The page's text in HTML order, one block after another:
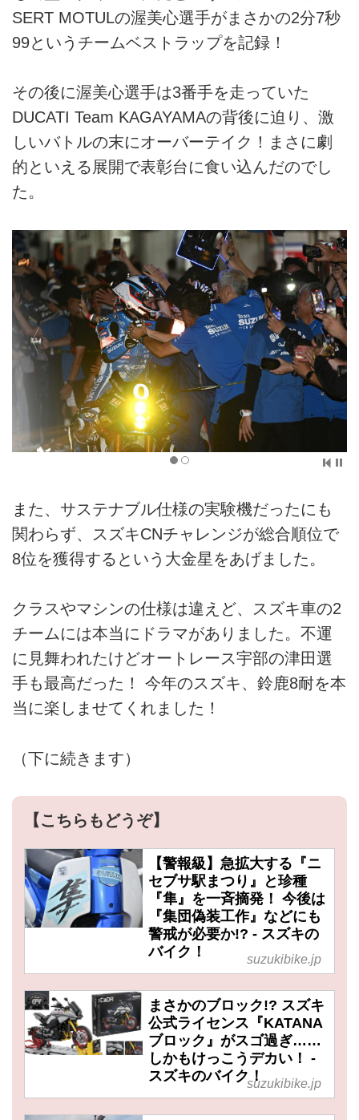
SERT MOTULの渥美心選手がまさかの2分7秒
99というチームベストラップを記録！
その後に渥美心選手は3番手を走っていた
DUCATI Team KAGAYAMAの背後に迫り、激
しいバトルの末にオーバーテイク！まさに劇
的といえる展開で表彰台に食い込んだのでし
た。
また、サステナブル仕様の実験機だったにも
関わらず、スズキCNチャレンジが総合順位で
8位を獲得するという大金星をあげました。
クラスやマシンの仕様は違えど、スズキ車の2
チームには本当にドラマがありました。不運
に見舞われたけどオートレース宇部の津田選
手も最高だった！ 今年のスズキ、鈴鹿8耐を本
当に楽しませてくれました！
（下に続きます）
【こちらもどうぞ】
【警報級】急拡大する『ニ
セブサ駅まつり』と珍種
『隼』を一斉摘発！ 今後は
『集団偽装工作』などにも
警戒が必要か!? - スズキの
バイク！
suzukibike.jp
まさかのブロック!? スズキ
公式ライセンス『KATANA
ブロック』がスゴ過ぎ……
しかもけっこうデカい！ -
スズキのバイク！suzukibike.jp